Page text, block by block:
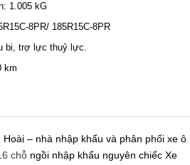
1.005 kG
8PR/ 185R15C-8PR
bi, trợ lực thuỷ lực.
km
– nhà nhập khẩu và phân phối xe ô
chỗ ngồi nhập khẩu nguyên chiếc Xe